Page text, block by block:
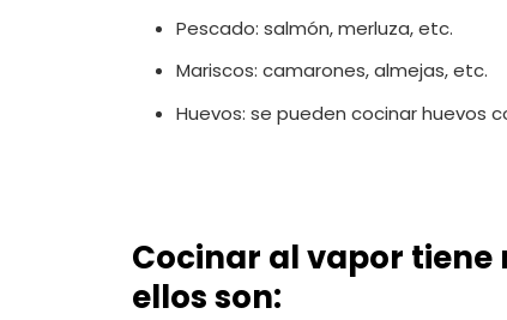
Pescado: salmón, merluza, etc.
Mariscos: camarones, almejas, etc.
Huevos: se pueden cocinar huevos
Cocinar al vapor tiene
ellos son: